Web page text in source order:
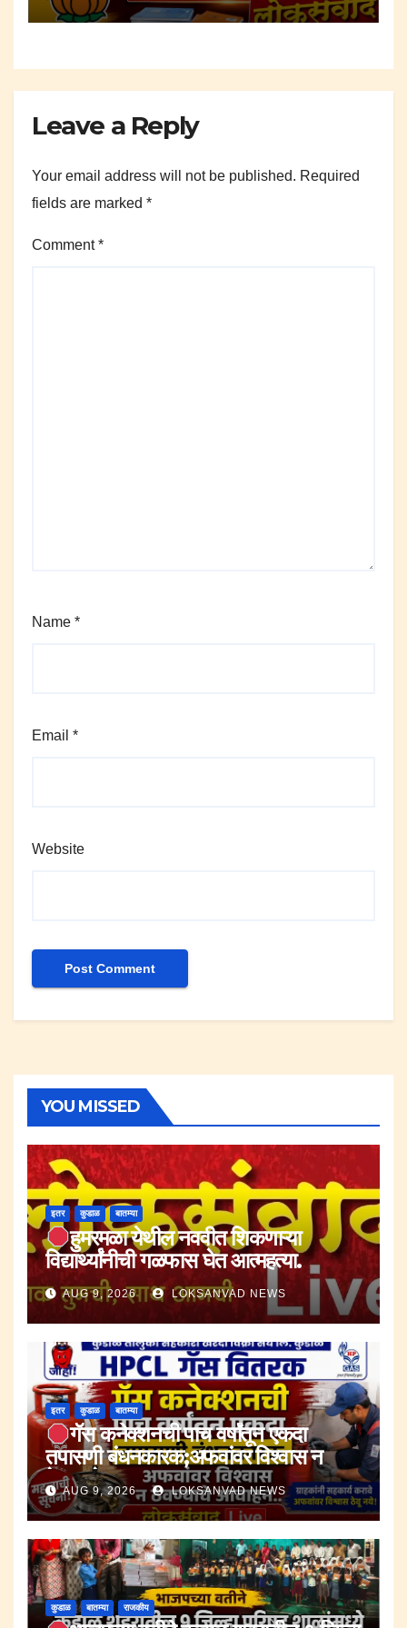
Leave a Reply
Your email address will not be published. Required
fields are marked *
Comment*
Name *
Email *
Website
YOU MISSED
इतर कुडाळ बातम्या
हुमरमळा येथील नववीत शिकणाऱ्या
विद्यार्थ्यांनीची गळफास घेत आत्महत्या.
AUG 9, 2026 LOKSANVAD NEWS
इतर कुडाळ बातम्या
गॅस कनेक्शनची पाच वर्षांतून एकदा
तपासणी बंधनकारक;अफवांवर विश्वास न
ठेवण्याचे आवाहन.
AUG 9, 2026 LOKSANVAD NEWS
कुडाळ बातम्या राजकीय